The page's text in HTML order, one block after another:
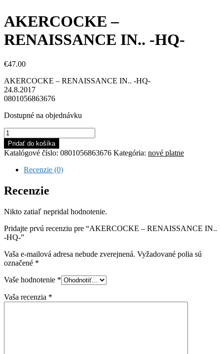
AKERCOCKE –
RENAISSANCE IN.. -HQ-
€47.00
AKERCOCKE – RENAISSANCE IN.. -HQ-
24.8.2017
0801056863676
Dostupné na objednávku
množstvo
AKERCOCKE
-
RENAISSANCE
HQ-
Pridať do košíka
Katalógové číslo: 0801056863676 Kategória: nové platne
Recenzie (0)
Recenzie
Nikto zatiaľ nepridal hodnotenie.
Pridajte prvú recenziu pre “AKERCOCKE – RENAISSANCE IN..
-HQ-”
Vaša e-mailová adresa nebude zverejnená. Vyžadované polia sú
označené *
Vaše hodnotenie *
Vaša recenzia *